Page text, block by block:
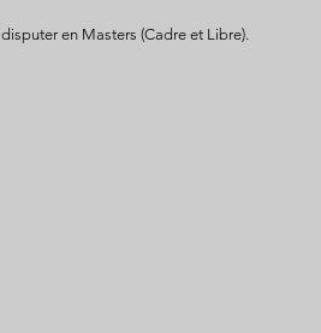
en Masters (Cadre et Libre).